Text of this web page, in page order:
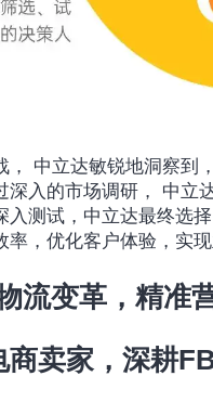
， 中立达敏锐地洞察到
深入的市场调研， 中立
入测试，中立达最终选
率，优化客户体验，实
流变革，精准
商卖家，深耕